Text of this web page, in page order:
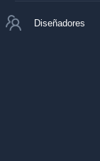
Diseñadores